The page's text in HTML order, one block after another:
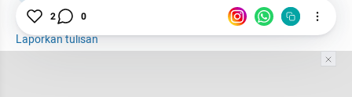
Paket Internet Telkomsel
Laporkan tulisan
2 0